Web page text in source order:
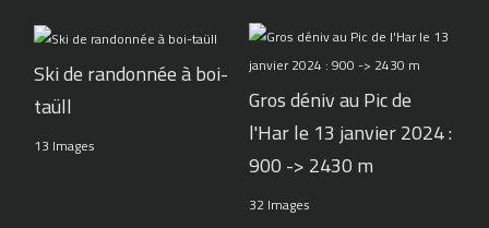
Ski de randonnée à boi-
taüll
13 Images
Gros déniv au Pic de
l'Har le 13 janvier 2024 :
900 -> 2430 m
32 Images